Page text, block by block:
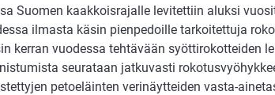
Suomen kaakkoisrajalle levitettiin aluksi
ilmasta käsin pienpedoille tarkoitettuja
kerran vuodessa tehtävään syöttirokotteiden
seurataan jatkuvasti
petoeläinten verinäytteiden vasta-